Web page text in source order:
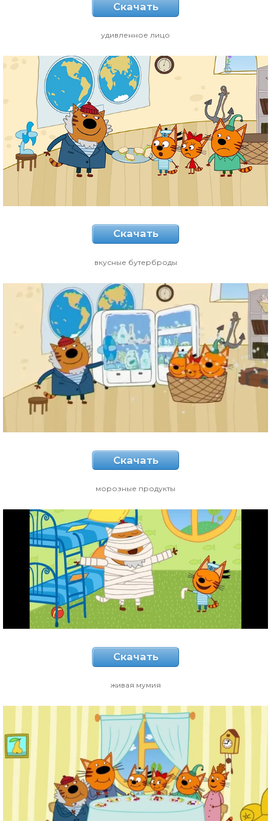
Скачать
удивленное лицо
Скачать
вкусные бутерброды
Скачать
морозные продукты
Скачать
живая мумия